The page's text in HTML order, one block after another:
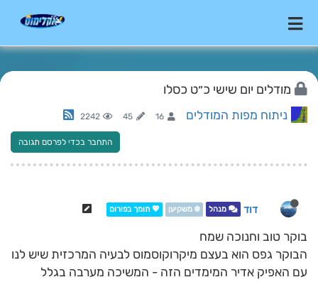
מודלים יום שישי כ״ט כסלו
ניתוח מפות המודלים 16
45
2242
התחבר בכדי לפרסם תגובה
דוד מנהל ❄️ משקיען 💖 תומך בפורום
בוקר טוב וחנוכה שמח
הבוקר גפס הוא בעצם מיקרוקוסמוס לבעיה המרכזית שיש לנו
עם האפיק אדיר המימדים הזה - המשיכה מערבה בגלל